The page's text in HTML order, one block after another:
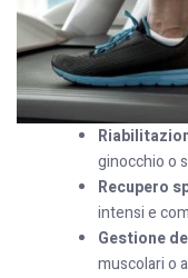
ginocchio o
Recupero
intensi e
Gestione
muscolari o